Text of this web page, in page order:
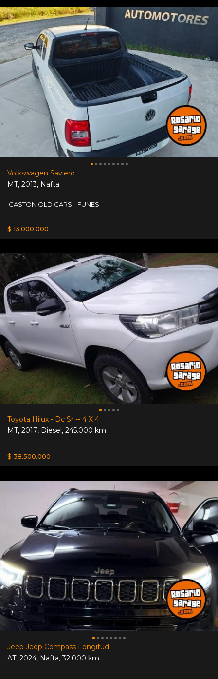
Volkswagen Saviero
MT, 2013, Nafta
GASTON OLD CARS - FUNES
$ 13.000.000
Toyota Hilux - Dc Sr -- 4 X 4
MT, 2017, Diesel, 245.000 km.
$ 38.500.000
Jeep Jeep Compass Longitud
AT, 2024, Nafta,32.000 km.